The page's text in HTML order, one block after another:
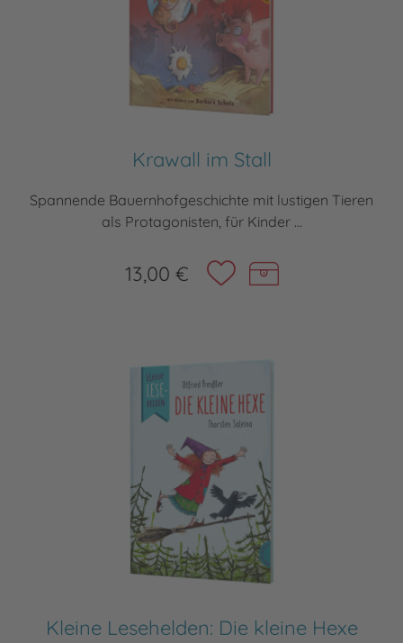
Krawall im Stall
Spannende Bauernhofgeschichte mit lustigen Tieren
als Protagonisten, für Kinder ...
13,00 €
Kleine Lesehelden: Die kleine Hexe